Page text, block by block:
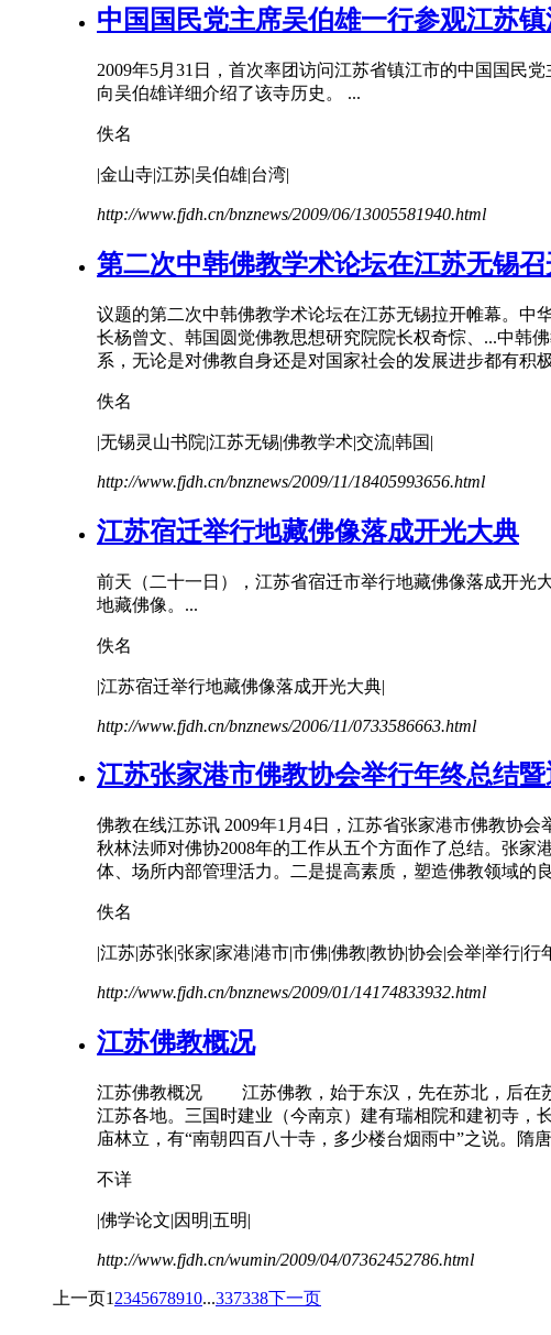
中国国民党主席吴伯雄一行参观江苏镇
2009年5月31日，首次率团访问江苏省镇江市的中国国民
向吴伯雄详细介绍了该寺历史。 ...
佚名
|金山寺|江苏|吴伯雄|台湾|
http://www.fjdh.cn/bnznews/2009/06/13005581940.html
第二次中韩佛教学术论坛在江苏无锡
议题的第二次中韩佛教学术论坛在江苏无锡拉开帷幕。中
长杨曾文、韩国圆觉佛教思想研究院院长权奇悰、...中韩
系，无论是对佛教自身还是对国家社会的发展进步都有积
佚名
|无锡灵山书院|江苏无锡|佛教学术|交流|韩国|
http://www.fjdh.cn/bnznews/2009/11/18405993656.html
江苏宿迁举行地藏佛像落成开光大典
前天（二十一日），江苏省宿迁市举行地藏佛像落成开光
地藏佛像。...
佚名
|江苏宿迁举行地藏佛像落成开光大典|
http://www.fjdh.cn/bnznews/2006/11/0733586663.html
江苏张家港市佛教协会举行年终总结
佛教在线江苏讯 2009年1月4日，江苏省张家港市佛教协
秋林法师对佛协2008年的工作从五个方面作了总结。张家
体、场所内部管理活力。二是提高素质，塑造佛教领域的
佚名
|江苏|苏张|张家|家港|港市|市佛|佛教|教协|协会|会举|举行|
http://www.fjdh.cn/bnznews/2009/01/14174833932.html
江苏佛教概况
江苏佛教概况 江苏佛教，始于东汉，先在苏北，后在
江苏各地。三国时建业（今南京）建有瑞相院和建初寺，
庙林立，有“南朝四百八十寺，多少楼台烟雨中”之说。隋
不详
|佛学论文|因明|五明|
http://www.fjdh.cn/wumin/2009/04/07362452786.html
上一页1 2345678910...337338下一页